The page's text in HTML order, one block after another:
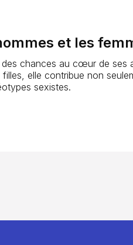
et les
des chances au cœur de ses
elle contribue non
sexistes.